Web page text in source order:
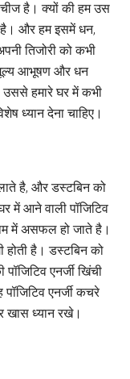
चीज है। क्यों की हम उस
है। और हम इसमें धन,
तिजोरी को कभी
आभूषण और धन
हमारे घर में कभी
ध्यान देना चाहिए।
है, और डस्टबिन को
में आने वाली पॉजिटिव
में असफल हो जाते है।
है। डस्टबिन को
एनर्जी खिंची
एनर्जी कचरे
खास ध्यान रखे।